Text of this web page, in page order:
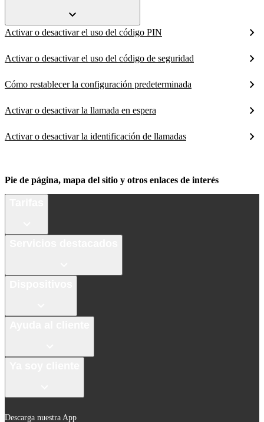
Activar o desactivar el uso del código PIN
Activar o desactivar el uso del código de seguridad
Cómo restablecer la configuración predeterminada
Activar o desactivar la llamada en espera
Activar o desactivar la identificación de llamadas
Pie de página, mapa del sitio y otros enlaces de interés
Descarga nuestra App